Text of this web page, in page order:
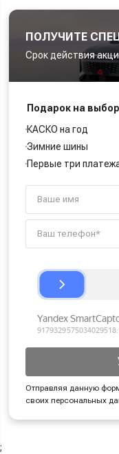
ПОЛУЧИТЕ
Срок действия
Подарок на
КАСКО на год
Зимние шины
Первые три
Отправляя данную
своих персональных
;